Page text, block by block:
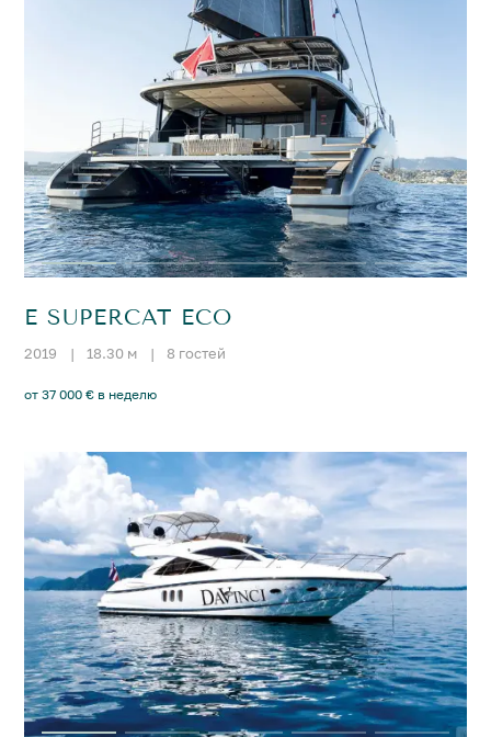
E SUPERCAT ECO
2019 | 18.30 м | 8 гостей
от 37 000 € в неделю